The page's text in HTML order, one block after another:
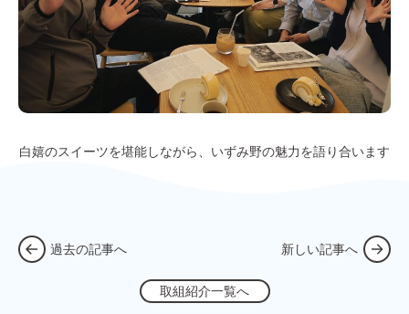
白嬉のスイーツを堪能しながら、いずみ野の魅力を語り合います
過去の記事へ
取組紹介一覧へ
新しい記事へ